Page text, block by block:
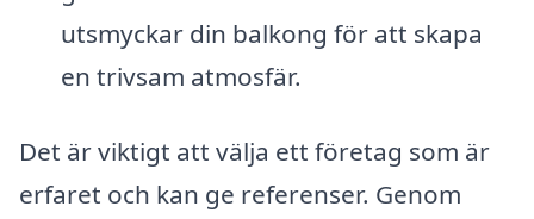
utsmyckar din balkong för att skapa
en trivsam atmosfär.
Det är viktigt att välja ett företag som är
erfaret och kan ge referenser. Genom